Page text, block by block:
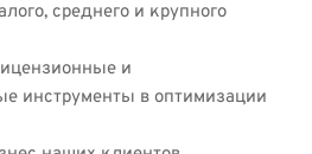
среднего и крупного
и
инструменты в оптимизации